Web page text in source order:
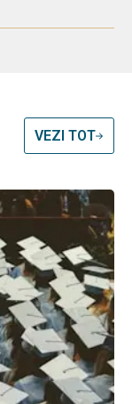
VEZI TOT